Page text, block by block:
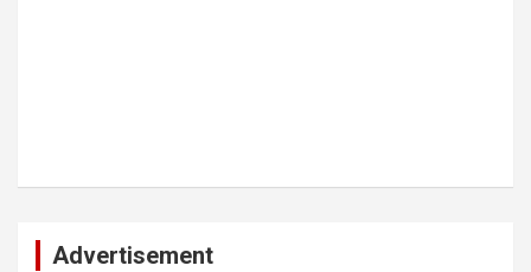
Advertisement